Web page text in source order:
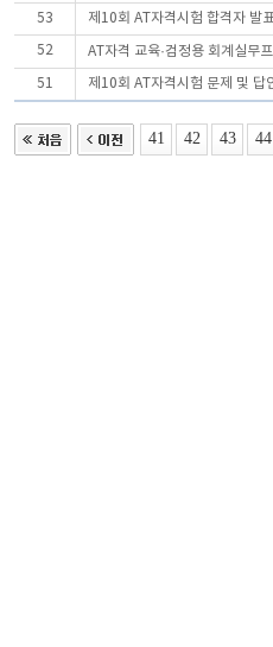
53 제10회 AT자격시험 합격자 발
52 AT자격 교육·검정용 회계실무
51 제10회 AT자격시험 문제 및 답
41 42 43 44